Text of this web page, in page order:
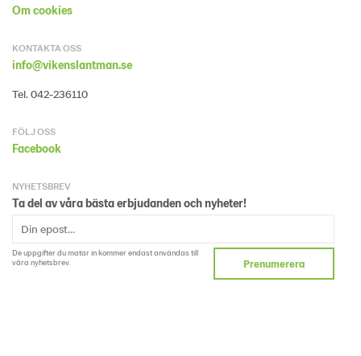
Om cookies
KONTAKTA OSS
info@vikenslantman.se
Tel. 042-236110
FÖLJ OSS
Facebook
NYHETSBREV
Ta del av våra bästa erbjudanden och nyheter!
De uppgifter du matar in kommer endast användas till
våra nyhetsbrev.
Prenumerera